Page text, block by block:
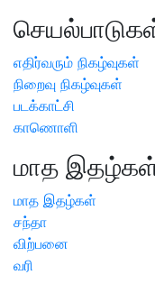
எதிர்வரும் நிகழ்வுகள்
நிறைவு நிகழ்வுகள்
படக்காட்சி
காணொளி
மாத
மாத இதழ்கள்
சந்தா
விற்பனை
வரி